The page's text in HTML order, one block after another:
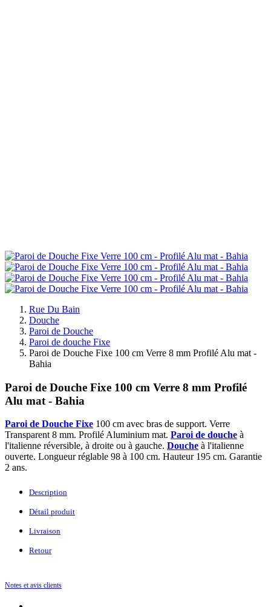
Rue Du Bain
Douche
Paroi de Douche
Paroi de douche Fixe
Paroi de Douche Fixe 100 cm Verre 8 mm Profilé Alu mat -
Bahia
Paroi de Douche Fixe 100 cm Verre 8 mm Profilé
Alu mat - Bahia
Paroi de Douche Fixe 100 cm avec bras de support. Verre
Transparent 8 mm. Profilé Aluminium mat. Paroi de douche à
l'italienne réversible, à droite ou à gauche. Douche à l'italienne
ouverte. Longueur réglable 98 à 100 cm. Hauteur 195 cm. Garantie
2 ans.
Description
Détail produit
Livraison
Retour
Notes et avis clients